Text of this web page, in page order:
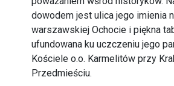
dowodem jest ulica jego imienia
warszawskiej Ochocie i piękna
ufundowana ku uczczeniu jego
Kościele o.o. Karmelitów przy
Przedmieściu.